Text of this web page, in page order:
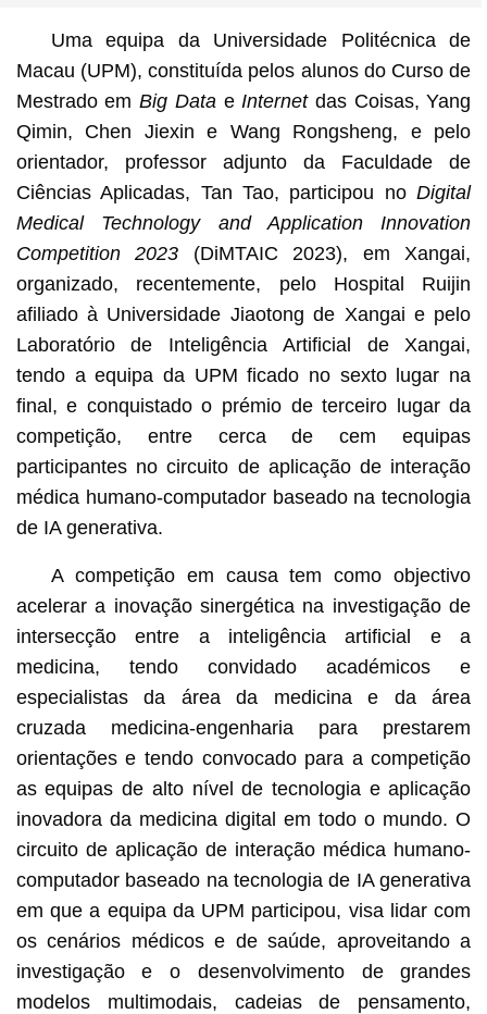
Uma equipa da Universidade Politécnica de
Macau (UPM), constituída pelos alunos do Curso de
Mestrado emBig Data e Internetdas Coisas, Yang
Qimin, Chen Jiexin e Wang Rongsheng, e pelo
orientador, professor adjunto da Faculdade de
Ciências Aplicadas, Tan Tao, participou noDigital
Medical Technology and Application Innovation
Competition 2023 (DiMTAIC 2023), em Xangai,
organizado, recentemente, pelo Hospital Ruijin
afiliado à Universidade Jiaotong de Xangai e pelo
Laboratório de Inteligência Artificial de Xangai,
tendo a equipa da UPM ficado no sexto lugar na
final, e conquistado o prémio de terceiro lugar da
competição, entre cerca de cem equipas
participantes no circuito de aplicação de interação
médica humano-computador baseado na tecnologia
de IA generativa.
A competição em causa tem como objectivo
acelerar a inovação sinergética na investigação de
intersecção entre a inteligência artificial e a
medicina, tendo convidado académicos e
especialistas da área da medicina e da área
cruzada medicina-engenharia para prestarem
orientações e tendo convocado para a competição
as equipas de alto nível de tecnologia e aplicação
inovadora da medicina digital em todo o mundo. O
circuito de aplicação de interação médica humano-
computador baseado na tecnologia de IA generativa
em que a equipa da UPM participou, visa lidar com
os cenários médicos e de saúde, aproveitando a
investigação e o desenvolvimento de grandes
modelos multimodais, cadeias de pensamento,